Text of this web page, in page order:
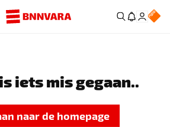
iets mis gegaan..
naar de homepage